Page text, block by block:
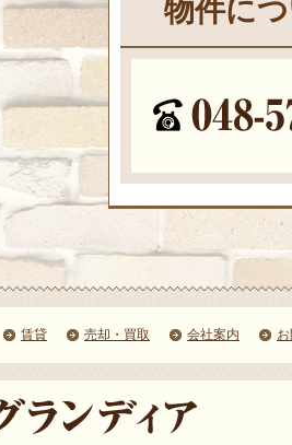
物件に
賃貸 売却・買取 会社案内